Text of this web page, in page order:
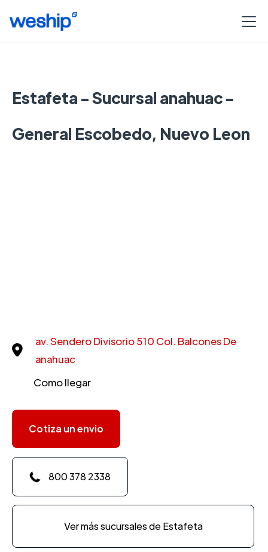
Estafeta - Sucursal anahuac -
General Escobedo, Nuevo Leon
av. Sendero Divisorio 510 Col. Balcones De
anahuac
Como llegar
Cotiza un envio
800 378 2338
Ver más sucursales de Estafeta